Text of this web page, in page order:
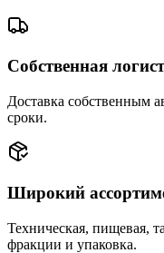
Собственная
Доставка собственным
сроки.
Широкий
Техническая, пищевая,
фракции и упаковка.